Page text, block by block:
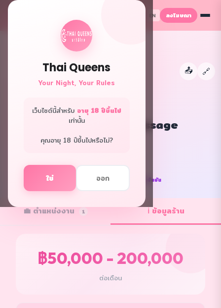
Thai Queens
Your Night, Your Rules
เว็บไซต์นี้สำหรับ อายุ 18 ปีขึ้นไป
เท่านั้น
คุณอายุ 18 ปีขึ้นไปหรือไม่?
ใช่ ออก
EN ลงโฆษณา
📤 🔗
Barbie18 nuru massage
กรุงเทพ · นวดพิเศษ
✅ ยืนยันแล้ว ✓ ร้านยืนยัน
💼 ตำแหน่งงาน 1 ℹ️ ข้อมูลร้าน
฿50,000 - 200,000
ต่อเดือน